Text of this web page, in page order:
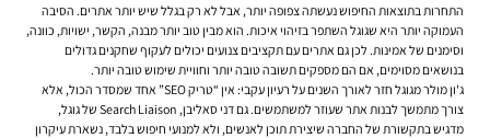
התחרות בתוצאות החיפוש נעשתה צפופה יותר, אבל לא רק בגלל שיש יותר אתרים. הסיבה
העמוקה יותר היא שגוגל השתפר בזיהוי איכות. הוא מבין טוב יותר מבנה, הקשר, ישויות, כוונה,
וסימנים של אמינות. לכן גם אתרים עם תקציבים צנועים יכולים לעקוף שחקנים גדולים
בנושאים מסוימים, אם הם מספקים תשובה טובה יותר וחוויית שימוש טובה יותר.
ג'ון מולר מגוגל חזר לאורך השנים על רעיון עקבי: אין “טריק SEO” אחד שמסדר הכול, אלא
צורך מתמשך לבנות אתר שעוזר למשתמשים. גם דני סאליבן, Search Liaison של גוגל,
מדגיש בתקשורת של החברה שיצירת תוכן לאנשים, ולא למנועי חיפוש בלבד, נשארת עיקרון